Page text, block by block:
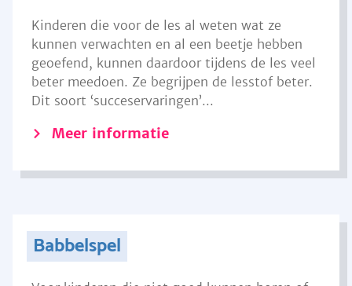
Kinderen die voor de les al weten wat ze
kunnen verwachten en al een beetje hebben
geoefend, kunnen daardoor tijdens de les veel
beter meedoen. Ze begrijpen de lesstof beter.
Dit soort ‘succeservaringen’...
Meer informatie
Babbelspel